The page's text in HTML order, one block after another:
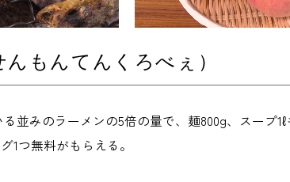
もんてんくろべぇ）
並みのラーメンの5倍の量で、麺800g、スープ
1つ無料がもらえる。